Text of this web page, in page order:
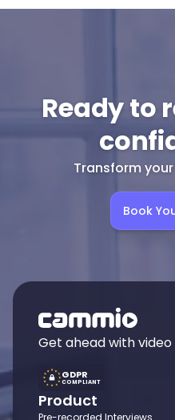
Ready to
Transform
Book
Get ahead with video
GDPR
COMPLIANT
Product